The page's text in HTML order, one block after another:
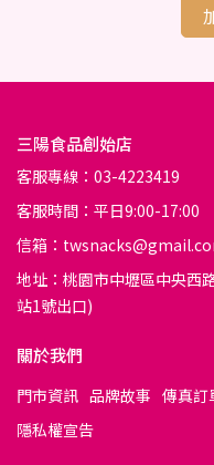
三陽食品創始店
客服專線：03-4223419
客服時間：平日9:00-17:00
信箱：
地址：桃園市中壢區中央西
站1號出口)
關於我們
門市資訊 品牌故事 傳真訂
隱私權宣告